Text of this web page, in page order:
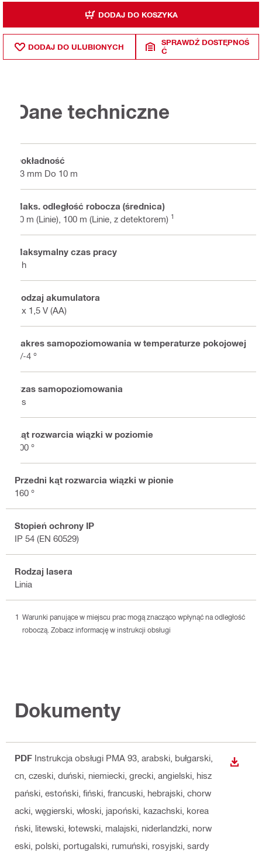
DODAJ DO KOSZYKA
DODAJ DO ULUBIONYCH
SPRAWDŹ DOSTĘPNOŚ
Ć
Dane techniczne
Dokładność
±3 mm Do 10 m
Maks. odległość robocza (średnica)
40 m (Linie), 100 m (Linie, z detektorem) 1
Maksymalny czas pracy
8 h
Rodzaj akumulatora
4 x 1,5 V (AA)
Zakres samopoziomowania w temperaturze pokojowej
+/-4 °
Czas samopoziomowania
3 s
Kąt rozwarcia wiązki w poziomie
200 °
Przedni kąt rozwarcia wiązki w pionie
160 °
Stopień ochrony IP
IP 54 (EN 60529)
Rodzaj lasera
Linia
Warunki panujące w miejscu prac mogą znacząco wpłynąć na odległość
roboczą. Zobacz informację w instrukcji obsługi
Dokumenty
PDF Instrukcja obsługi PMA 93 , arabski, bułgarski,
cn, czeski, duński, niemiecki, grecki, angielski, hisz
pański, estoński, fiński, francuski, hebrajski, chorw
acki, węgierski, włoski, japoński, kazachski, korea
ński, litewski, łotewski, malajski, niderlandzki, norw
eski, polski, portugalski, rumuński, rosyjski, sardy